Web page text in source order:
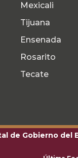
Mexicali
Tijuana
Ensenada
Rosarito
Tecate
de Gobierno del